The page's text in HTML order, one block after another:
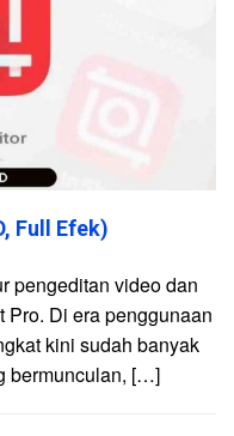
Full Efek)
pengeditan video dan
Di era penggunaan
kini sudah banyak
bermunculan, […]